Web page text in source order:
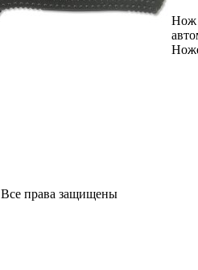
Нож
Все права защищены